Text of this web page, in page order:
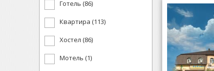
Готель (86)
Квартира (113)
Хостел (86)
Мотель (1)